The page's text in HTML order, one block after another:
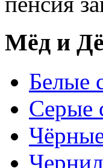
Мёд и
Белые
Серые